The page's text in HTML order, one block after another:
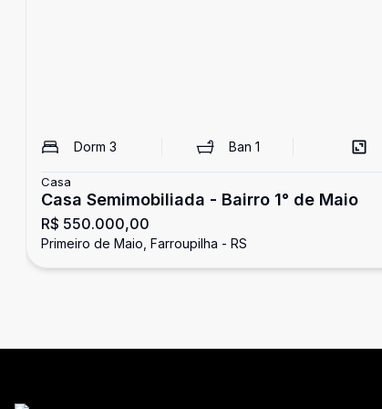
Dorm 3 Ban 1
Casa
Casa Semimobiliada - Bairro 1° de Maio
R$ 550.000,00
Primeiro de Maio, Farroupilha - RS